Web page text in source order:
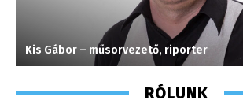
Kis Gábor – műsorvezető, riporter
RÓLUNK